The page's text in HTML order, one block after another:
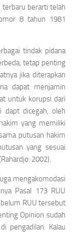
terbaru berarti telah
8 tahun 1981
tindak pidana
tetap penting
jika diterapkan
dapat menjamin
untuk korupsi dari
dapt dicegah, oleh
yang memiliki
putusan hakim
yang sesuai
2002).
mengakomodasi
Pasal 173 RUU
RUU tersebut
Opinionsudah
pengadilan. Kalau